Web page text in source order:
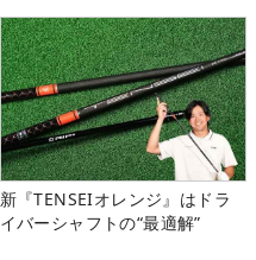
新『TENSEIオレンジ』はドラ
イバーシャフトの“最適解”